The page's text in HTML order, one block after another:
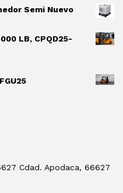
Semi Nuevo
LB, CPQD25-
Cdad. Apodaca, 66627